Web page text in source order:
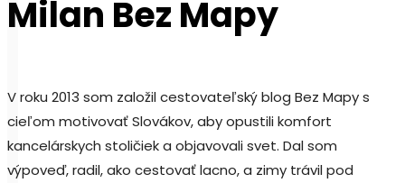
Milan Bez Mapy
V roku 2013 som založil cestovateľský blog Bez Mapy s
cieľom motivovať Slovákov, aby opustili komfort
kancelárskych stoličiek a objavovali svet. Dal som
výpoveď, radil, ako cestovať lacno, a zimy trávil pod